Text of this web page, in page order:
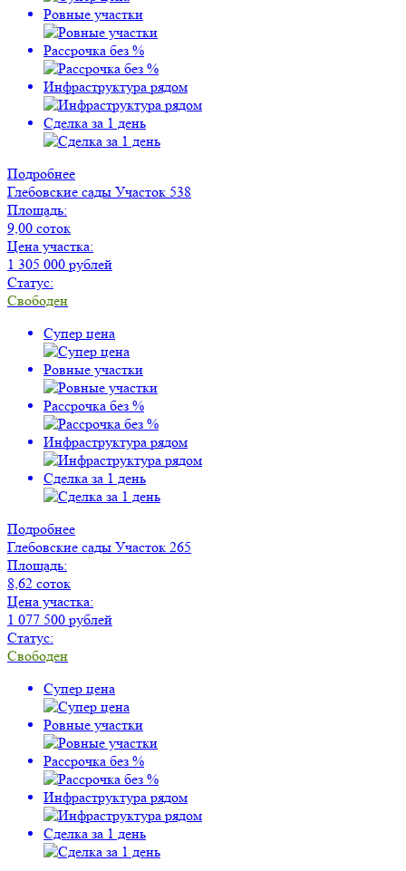
Ровные участки
Рассрочка без %
Инфраструктура рядом
Сделка за 1 день
Подробнее
Глебовские сады Участок 538
Площадь:
9,00 соток
Цена участка:
1 305 000 рублей
Статус:
Свободен
Супер цена
Ровные участки
Рассрочка без %
Инфраструктура рядом
Сделка за 1 день
Подробнее
Глебовские сады Участок 265
Площадь:
8,62 соток
Цена участка:
1 077 500 рублей
Статус:
Свободен
Супер цена
Ровные участки
Рассрочка без %
Инфраструктура рядом
Сделка за 1 день